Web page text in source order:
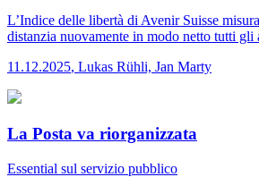
L’Indice delle libertà di Avenir Suisse
distanzia nuovamente in modo netto tutti
11.12.2025, Lukas Rühli, Jan Marty
La Posta va riorganizzata
Essential sul servizio pubblico